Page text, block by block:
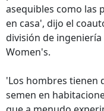
asequibles como las
en casa', dijo el
división de
Women's.
'Los hombres tienen
semen en